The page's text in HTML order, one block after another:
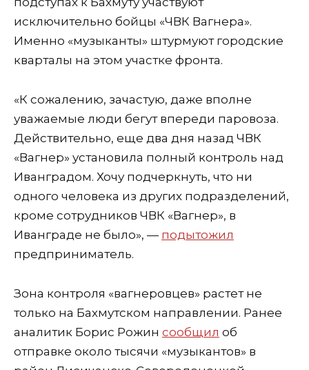
исключительно бойцы «ЧВК Вагнера».
Именно «музыканты» штурмуют городские
кварталы на этом участке фронта.
«К сожалению, зачастую, даже вполне
уважаемые люди бегут впереди паровоза.
Действительно, еще два дня назад ЧВК
«Вагнер» установила полный контроль над
Иванградом. Хочу подчеркнуть, что ни
одного человека из других подразделений,
кроме сотрудников ЧВК «Вагнер», в
Иванграде не было», — подытожил
предприниматель.
Зона контроля «вагнеровцев» растет не
только на Бахмутском направлении. Ранее
аналитик Борис Рожин сообщил об
отправке около тысячи «музыкантов» в